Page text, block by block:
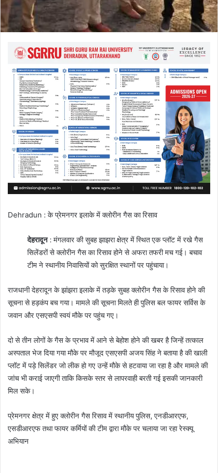
Dehradun : के प्रेमनगर इलाके में क्लोरीन गैस का रिसाव
देहरादून: मंगलवार की सुबह झाझरा क्षेत्र में स्थित एक प्लॉट में रखे गैस
सिलेंडरों से क्लोरीन गैस का रिसाव होने से अफरा तफरी मच गई। बचाव
टीम ने स्थानीय निवासियों को सुरक्षित स्थानों पर पहुंचाया।
राजधानी देहरादून के झांझरा इलाके में तड़के सुबह क्लोरीन गैस के रिसाव होने की
सूचना से हड़कंप बच गया। मामले की सूचना मिलते ही पुलिस बल फायर सर्विस के
जवान और एसएसपी स्वयं मौके पर पहुंच गए।
दो से तीन लोगों के गैस के प्रभाव में आने से बेहोश होने की खबर है जिन्हें तत्काल
अस्पताल भेज दिया गया मौके पर मौजूद एसएसपी अजय सिंह ने बताया है की खाली
प्लॉट में पड़े सिलेंडर जो लीक हो गए उन्हें मौके से हटवाया जा रहा है और मामले की
जांच भी कराई जाएगी ताकि किसके स्तर से लापरवाही बरती गई इसकी जानकारी
मिल सके।
प्रेमनगर क्षेत्र में हुए क्लोरीन गैस रिसाव में स्थानीय पुलिस, एनडीआरएफ,
एसडीआरएफ तथा फायर कर्मियों की टीम द्वारा मौके पर चलाया जा रहा रेस्क्यू
अभियान